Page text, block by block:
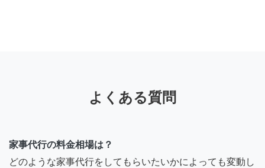
よくある質問
家事代行の料金相場は？
どのような家事代行をしてもらいたいかによっても変動し